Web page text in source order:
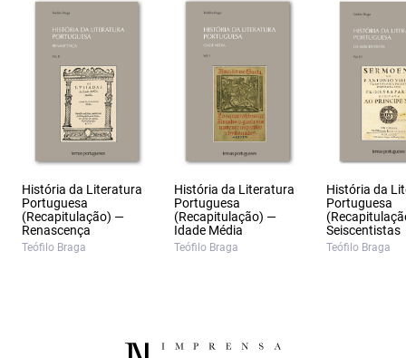
História da Literatura
Portuguesa
(Recapitulação) —
Renascença
Teófilo Braga
História da Literatura
Portuguesa
(Recapitulação) —
Idade Média
Teófilo Braga
História da
Portuguesa
Seiscentistas
Teófilo Braga